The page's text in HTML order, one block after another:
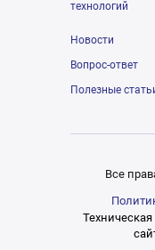
технологий
Новости
Вопрос-ответ
Полезные
Все